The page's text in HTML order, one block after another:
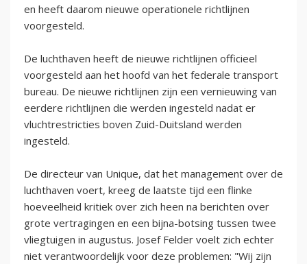
en heeft daarom nieuwe operationele richtlijnen
voorgesteld.
De luchthaven heeft de nieuwe richtlijnen officieel
voorgesteld aan het hoofd van het federale transport
bureau. De nieuwe richtlijnen zijn een vernieuwing van
eerdere richtlijnen die werden ingesteld nadat er
vluchtrestricties boven Zuid-Duitsland werden
ingesteld.
De directeur van Unique, dat het management over de
luchthaven voert, kreeg de laatste tijd een flinke
hoeveelheid kritiek over zich heen na berichten over
grote vertragingen en een bijna-botsing tussen twee
vliegtuigen in augustus. Josef Felder voelt zich echter
niet verantwoordelijk voor deze problemen: "Wij zijn